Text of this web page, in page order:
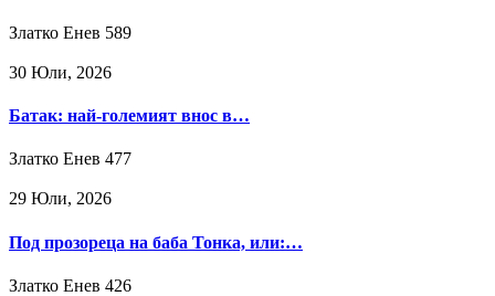
Златко Енев 589
30 Юли, 2026
Батак: най-големият внос в…
Златко Енев 477
29 Юли, 2026
Под прозореца на баба Тонка, или:…
Златко Енев 426